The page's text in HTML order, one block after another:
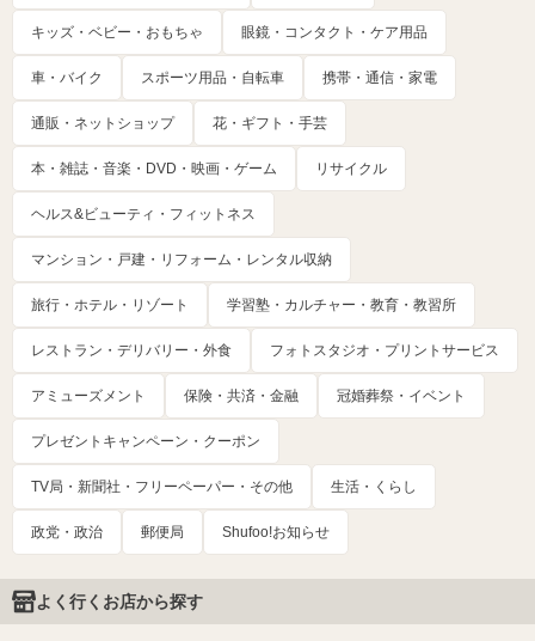
キッズ・ベビー・おもちゃ 眼鏡・コンタクト・ケア用品
車・バイク スポーツ用品・自転車 携帯・通信・家電
通販・ネットショップ 花・ギフト・手芸
本・雑誌・音楽・DVD・映画・ゲーム リサイクル
ヘルス&ビューティ・フィットネス
マンション・戸建・リフォーム・レンタル収納
旅行・ホテル・リゾート 学習塾・カルチャー・教育・教習所
レストラン・デリバリー・外食 フォトスタジオ・プリントサービス
アミューズメント 保険・共済・金融 冠婚葬祭・イベント
プレゼントキャンペーン・クーポン
TV局・新聞社・フリーペーパー・その他 生活・くらし
政党・政治 郵便局 Shufoo!お知らせ
よく行くお店から探す